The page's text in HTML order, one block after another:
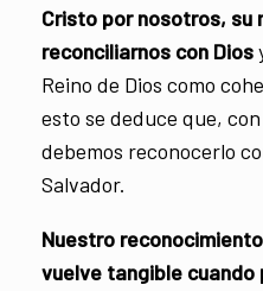
Cristo por nosotros, su
reconciliarnos con Dios
Reino de Dios como
esto se deduce que,
debemos reconocerlo
Salvador.
Nuestro
vuelve tangible cuando